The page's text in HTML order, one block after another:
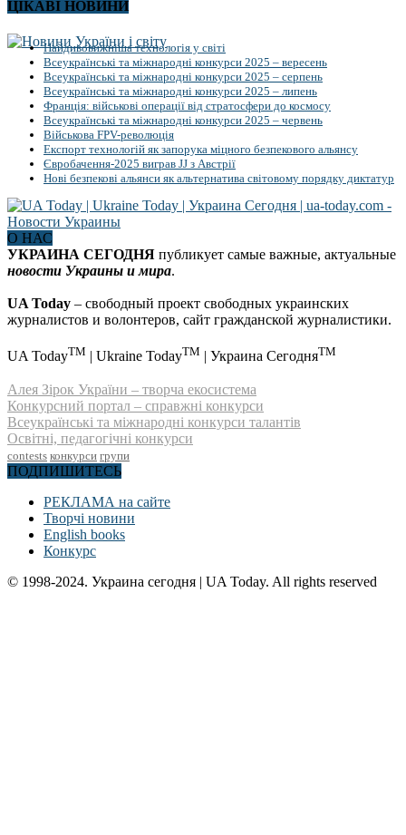
ЦІКАВІ НОВИНИ
Найдивовижніша технологія у світі
Всеукраїнські та міжнародні конкурси 2025 – вересень
Всеукраїнські та міжнародні конкурси 2025 – серпень
Всеукраїнські та міжнародні конкурси 2025 – липень
Франція: військові операції від стратосфери до космосу
Всеукраїнські та міжнародні конкурси 2025 – червень
Військова FPV-революція
Експорт технологій як запорука міцного безпекового альянсу
Євробачення-2025 виграв JJ з Австрії
Нові безпекові альянси як альтернатива світовому порядку диктатур
О НАС
УКРАИНА СЕГОДНЯ публикует самые важные, актуальные
новости Украины и мира.
UA Today – свободный проект свободных украинских
журналистов и волонтеров, сайт гражданской журналистики.
UA TodayTM | Ukraine TodayTM | Украина СегодняTM
Алея Зірок України – творча екосистема
Конкурсний портал – справжні конкурси
Всеукраїнські та міжнародні конкурси талантів
Освітні, педагогічні конкурси
contests конкурси групи
ПОДПИШИТЕСЬ
РЕКЛАМА на сайте
Творчі новини
English books
Конкурс
© 1998-2024. Украина сегодня | UA Today. All rights reserved